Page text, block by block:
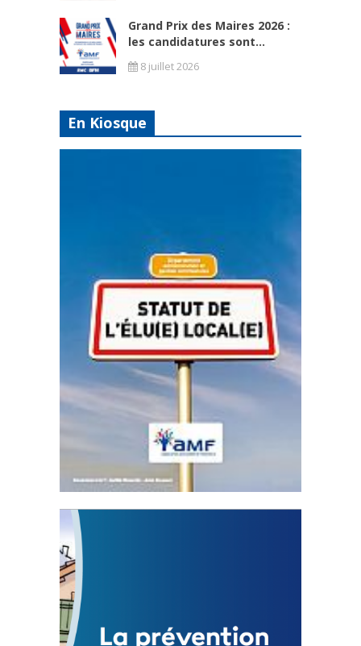
Grand Prix des Maires 2026 :
les candidatures sont...
8 juillet 2026
En Kiosque
Statut de l’élu local
3 avril 2024
Mise à jour avril 2024
FEUILLETER